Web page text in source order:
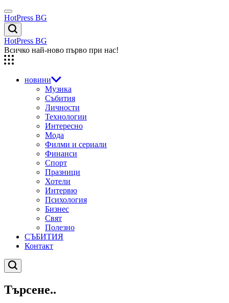
Skip
to
content
Menu
HotPress BG
Търсене
HotPress BG
Всичко най-ново първо при нас!
новини
Музика
Събития
Личности
Технологии
Интересно
Мода
Филми и сериали
Финанси
Спорт
Празници
Хотели
Интервю
Психология
Бизнес
Свят
Полезно
СЪБИТИЯ
Контакт
Търсене
Търсене..